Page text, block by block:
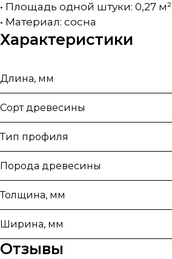
• Площадь одной штуки: 0,27 м²
• Материал: сосна
Характеристики
Длина, мм
Сорт древесины
Тип профиля
Порода древесины
Толщина, мм
Ширина, мм
Отзывы